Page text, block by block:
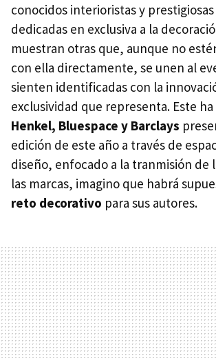
conocidos interioristas y
dedicadas en exclusiva a la
muestran otras que, aunque no
con ella directamente, se unen al
sienten identificadas con la
exclusividad que representa. Este ha
Henkel, Bluespace y Barclays
edición de este año a través de
diseño, enfocado a la tranmisión de
las marcas, imagino que habrá
reto decorativo para sus autores.